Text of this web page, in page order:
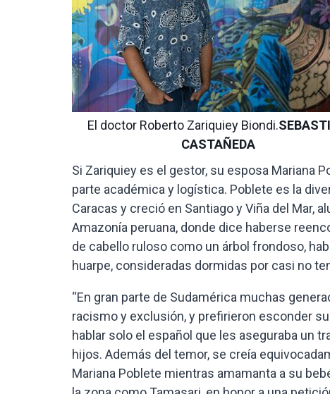
El doctor Roberto Zariquiey Biondi.
CASTAÑEDA
Si Zariquiey es el gestor, su esposa Mariana
parte académica y logística. Poblete es la
Caracas y creció en Santiago y Viña del Mar,
Amazonía peruana, donde dice haberse
de cabello ruloso como un árbol frondoso,
huarpe, consideradas dormidas por casi no
“En gran parte de Sudamérica muchas
racismo y exclusión, y prefirieron esconder
hablar solo el español que les aseguraba un
hijos. Además del temor, se creía
Mariana Poblete mientras amamanta a su